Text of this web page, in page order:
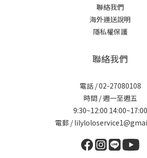
聯絡我們
海外運送說明
隱私權保護
聯絡我們
電話 / 02-27080108
時間 / 週一至週五
9:30~12:00 14:00~17:00
電郵 /